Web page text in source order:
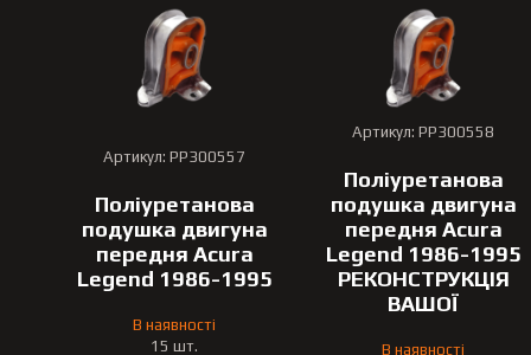
Артикул: PP300557
Поліуретанова
подушка двигуна
передня Acura
Legend 1986-1995
В наявності
15 шт.
Артикул: PP300558
Поліуретанова
подушка двигуна
передня Acura
Legend 1986-1995
РЕКОНСТРУКЦІЯ
ВАШОЇ
В наявності